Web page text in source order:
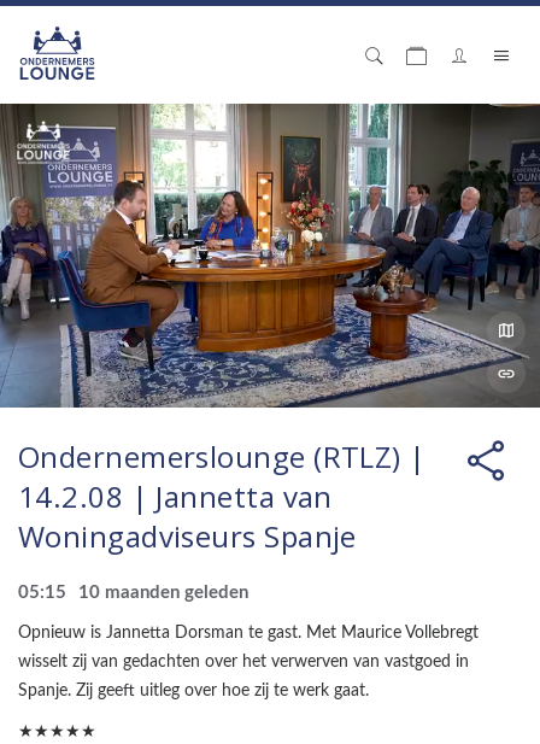
Ondernemerslounge (RTLZ) |
14.2.08 | Jannetta van
Woningadviseurs Spanje
05:15 10 maanden geleden
Opnieuw is Jannetta Dorsman te gast. Met Maurice Vollebregt
wisselt zij van gedachten over het verwerven van vastgoed in
Spanje. Zij geeft uitleg over hoe zij te werk gaat.
★★★★★